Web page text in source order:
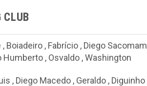
CLUB
, Boiadeiro , Fabrício , Diego Sacomam
Humberto , Osvaldo ,Washington
, Diego Macedo , Geraldo , Diguinho